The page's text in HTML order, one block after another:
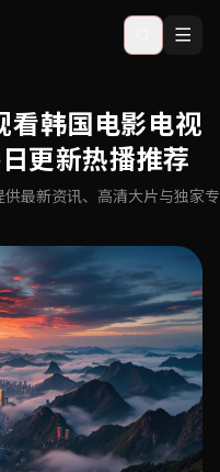
看韩国电影电视
更新热播推荐
最新资讯、高清大片与独家专